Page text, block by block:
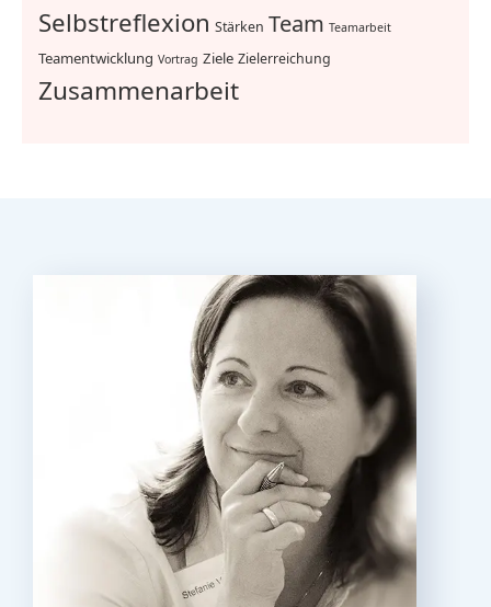
Selbstreflexion Stärken Team Teamarbeit
Teamentwicklung Vortrag Ziele Zielerreichung
Zusammenarbeit